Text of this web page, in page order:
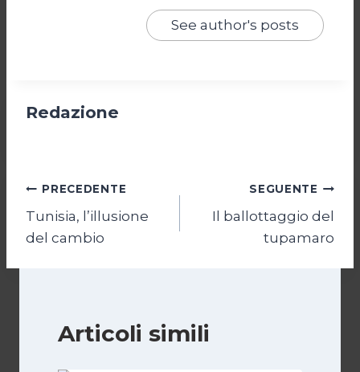
See author's posts
Redazione
Navigazione
articoli
PRECEDENTE
Tunisia, l’illusione
del cambio
SEGUENTE
Il ballottaggio del
tupamaro
Articoli simili